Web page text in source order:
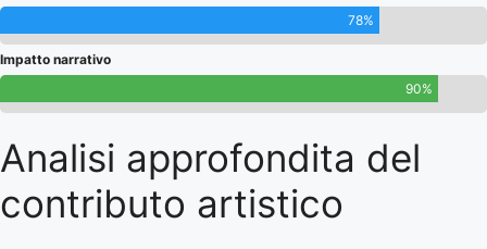
78%
Impatto narrativo
90%
Analisi approfondita del
contributo artistico